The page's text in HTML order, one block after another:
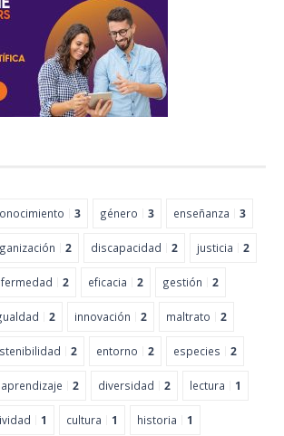
3 género 3 enseñanza 3
2 discapacidad 2 justicia 2
2 eficacia 2 gestión 2
2 innovación 2 maltrato 2
2 entorno 2 especies 2
aprendizaje 2 diversidad 2 lectura 1
1 cultura 1 historia 1